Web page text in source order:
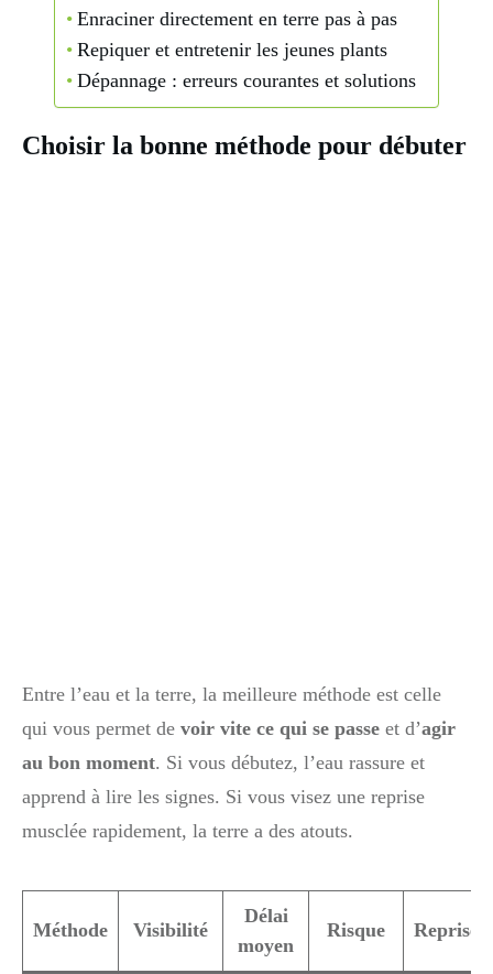
Enraciner directement en terre pas à pas
Repiquer et entretenir les jeunes plants
Dépannage : erreurs courantes et solutions
Choisir la bonne méthode pour débuter
Entre l’eau et la terre, la meilleure méthode est celle
qui vous permet de voir vite ce qui se passe et d’agir
au bon moment. Si vous débutez, l’eau rassure et
apprend à lire les signes. Si vous visez une reprise
musclée rapidement, la terre a des atouts.
Méthode Visibilité
Délai
moyen
Risque Reprise